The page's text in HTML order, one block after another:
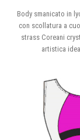
Body smanicato in
con scollatura a
strass Coreani
artistica